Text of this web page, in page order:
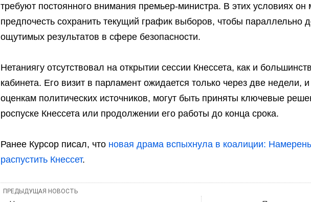
требуют постоянного внимания премьер-министра. В этих условиях он
предпочесть сохранить текущий график выборов, чтобы параллельно
ощутимых результатов в сфере безопасности.
Нетаниягу отсутствовал на открытии сессии Кнессета, как и
кабинета. Его визит в парламент ожидается только через две недели,
оценкам политических источников, могут быть приняты ключевые
роспуске Кнессета или продолжении его работы до конца срока.
Ранее Курсор писал, что новая драма вспыхнула в коалиции:
распустить Кнессет.
ПРЕДЫДУЩАЯ НОВОСТЬ